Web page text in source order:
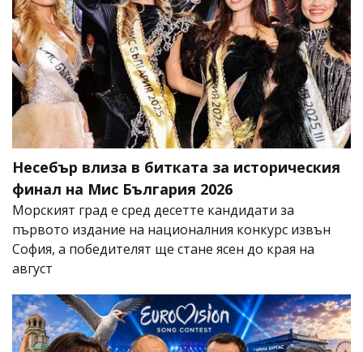
Несебър влиза в битката за историческия
финал на Мис България 2026
Морският град е сред десетте кандидати за
първото издание на националния конкурс извън
София, а победителят ще стане ясен до края на
август